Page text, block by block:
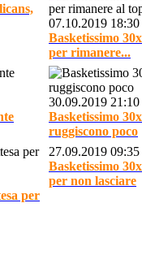
07.10.2019 18:30
Basketissimo
per rimanere...
30.09.2019 21:10
Basketissimo
ruggiscono poco
per
27.09.2019 09:35
Basketissimo
per non lasciare